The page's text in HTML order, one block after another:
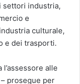
settori industria,
e
culturale,
e dei trasporti.
alle
prosegue per